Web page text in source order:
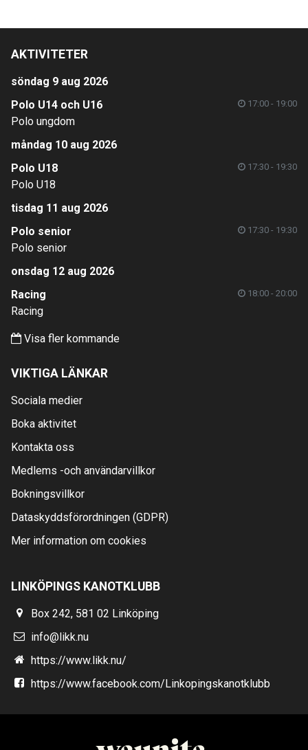
AKTIVITETER
söndag 9 aug 2026
Polo U14 och U16
17:00 - 19:00
Polo ungdom
måndag 10 aug 2026
Polo U18
17:30 - 19:30
Polo U18
tisdag 11 aug 2026
Polo senior
17:30 - 19:30
Polo senior
onsdag 12 aug 2026
Racing
18:00 - 20:00
Racing
Visa fler kommande
VIKTIGA LÄNKAR
Sociala medier
Boka aktivitet
Kontakta oss
Medlems -och användarvillkor
Bokningsvillkor
Dataskyddsförordningen (GDPR)
Mer information om cookies
LINKÖPINGS KANOTKLUBB
Box 242, 581 02 Linköping
info@likk.nu
https://www.likk.nu/
https://www.facebook.com/Linkopingskanotklubb